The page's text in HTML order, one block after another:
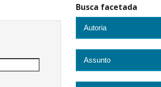
Busca facetada
Autoria
Assunto